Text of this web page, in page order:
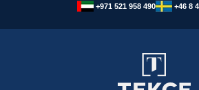
+971 521 958 490 +46 8